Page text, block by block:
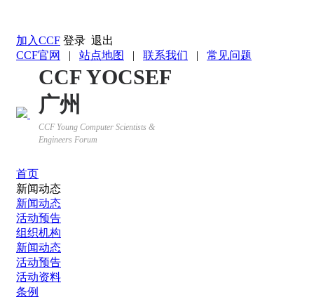
加入CCF 登录 退出
CCF官网
| 站点地图 | 联系我们 | 常见问题
CCF YOCSEF
广州
CCF Young Computer Scientists &
Engineers Forum
首页
新闻动态
新闻动态
活动预告
组织机构
新闻动态
活动预告
活动资料
条例